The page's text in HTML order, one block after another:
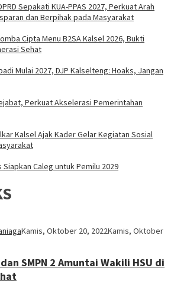
Sepakati KUA-PPAS 2027, Perkuat Arah
dan Berpihak pada Masyarakat
Cipta Menu B2SA Kalsel 2026, Bukti
Sehat
Mulai 2027, DJP Kalselteng: Hoaks, Jangan
Perkuat Akselerasi Pemerintahan
Kalsel Ajak Kader Gelar Kegiatan Sosial
Siapkan Caleg untuk Pemilu 2029
Kamis, Oktober 20, 2022Kamis, Oktober
SMPN 2 Amuntai Wakili HSU di